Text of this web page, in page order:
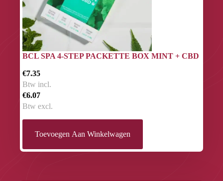
BCL SPA 4-STEP PACKETTE BOX MINT + CBD
€7.35
Btw incl.
€6.07
Btw excl.
Toevoegen Aan Winkelwagen